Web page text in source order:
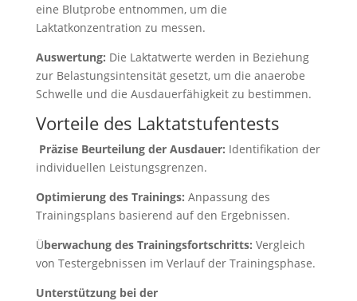
eine Blutprobe entnommen, um die
Laktatkonzentration zu messen.
Auswertung: Die Laktatwerte werden in Beziehung
zur Belastungsintensität gesetzt, um die anaerobe
Schwelle und die Ausdauerfähigkeit zu bestimmen.
Vorteile des Laktatstufentests
Präzise Beurteilung der Ausdauer: Identifikation der
individuellen Leistungsgrenzen.
Optimierung des Trainings: Anpassung des
Trainingsplans basierend auf den Ergebnissen.
Überwachung des Trainingsfortschritts: Vergleich
von Testergebnissen im Verlauf der Trainingsphase.
Unterstützung bei der